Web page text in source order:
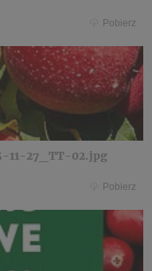
Pobierz
11-27_TT-02.jpg
Pobierz